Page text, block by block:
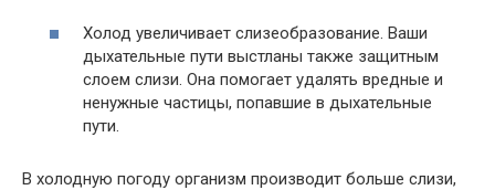
Холод увеличивает слизеобразование. Ваши
дыхательные пути выстланы также защитным
слоем слизи. Она помогает удалять вредные и
ненужные частицы, попавшие в дыхательные
пути.
В холодную погоду организм производит больше слизи,